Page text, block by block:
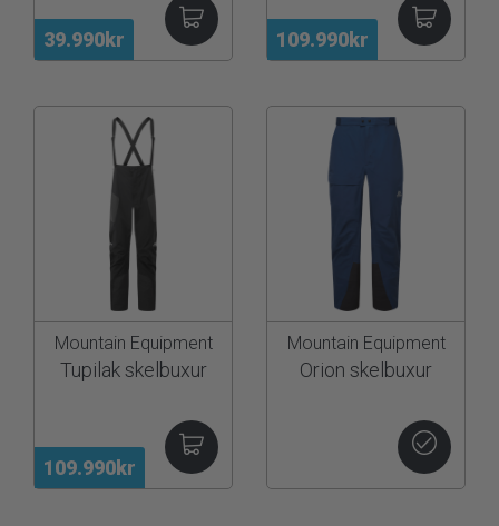
39.990kr 109.990kr
109.990kr
Mountain Equipment
Tupilak skelbuxur
Mountain Equipment
Orion skelbuxur